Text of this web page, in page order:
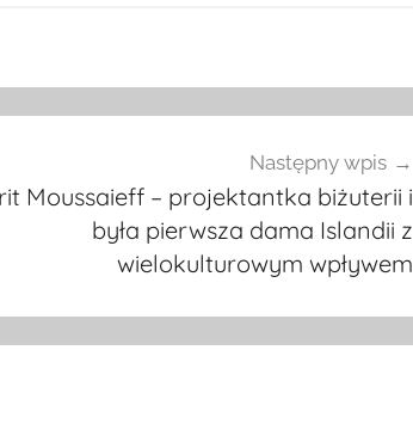
Następny wpis
Moussaieff – projektantka biżuterii i
była pierwsza dama Islandii z
wielokulturowym wpływem